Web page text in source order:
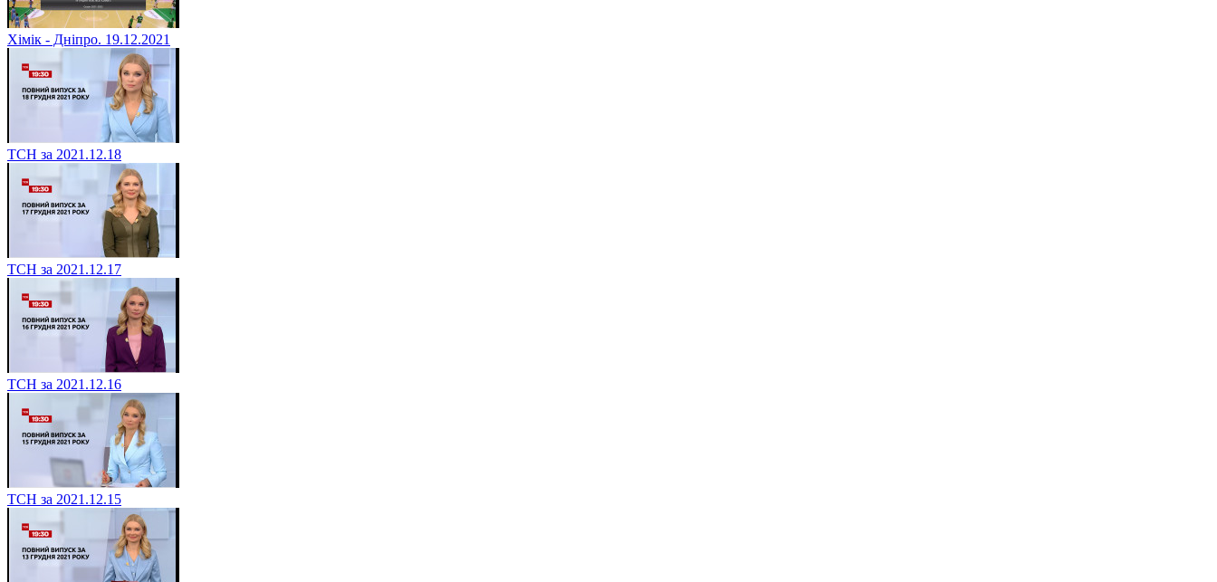
Хімік - Дніпро. 19.12.2021
ТСН за 2021.12.18
ТСН за 2021.12.17
ТСН за 2021.12.16
ТСН за 2021.12.15